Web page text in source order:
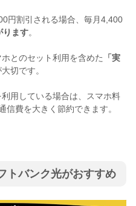
円割引される場合、毎月4,400
ります。
とのセット利用を含めた
「実
切です。
用している場合は、スマホ料
費を大きく節約できます。
トバンク光がおすすめ